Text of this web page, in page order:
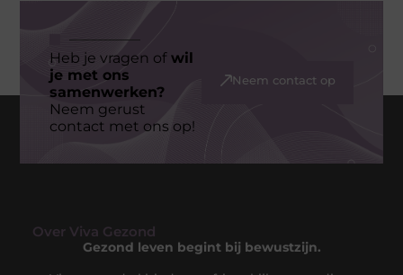
Heb je vragen ofwil
je met ons
samenwerken?
Neem gerust
contact met ons op!
Neem contact op
Over Viva Gezond
Gezond leven begint bij bewustzijn.